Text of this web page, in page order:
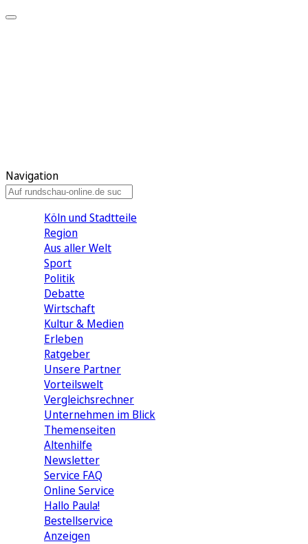
Navigation
Köln und Stadtteile
Region
Aus aller Welt
Sport
Politik
Debatte
Wirtschaft
Kultur & Medien
Erleben
Ratgeber
Unsere Partner
Vorteilswelt
Vergleichsrechner
Unternehmen im Blick
Themenseiten
Altenhilfe
Newsletter
Service FAQ
Online Service
Hallo Paula!
Bestellservice
Anzeigen